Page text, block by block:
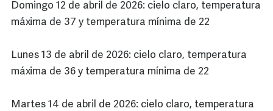
Domingo 12 de abril de 2026: cielo claro, temperatura
máxima de 37 y temperatura mínima de 22
Lunes 13 de abril de 2026: cielo claro, temperatura
máxima de 36 y temperatura mínima de 22
Martes 14 de abril de 2026: cielo claro, temperatura